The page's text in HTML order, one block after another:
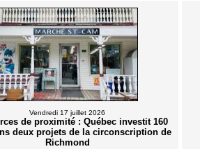
Vendredi 17 juillet 2026
de proximité : Québec investit 160
deux projets de la circonscription de
Richmond